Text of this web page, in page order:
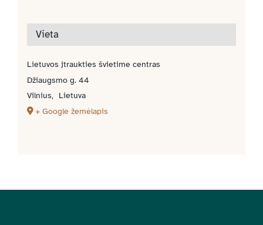
Vieta
Lietuvos įtraukties švietime centras
Džiaugsmo g. 44
Vilnius,
Lietuva
+ Google žemėlapis